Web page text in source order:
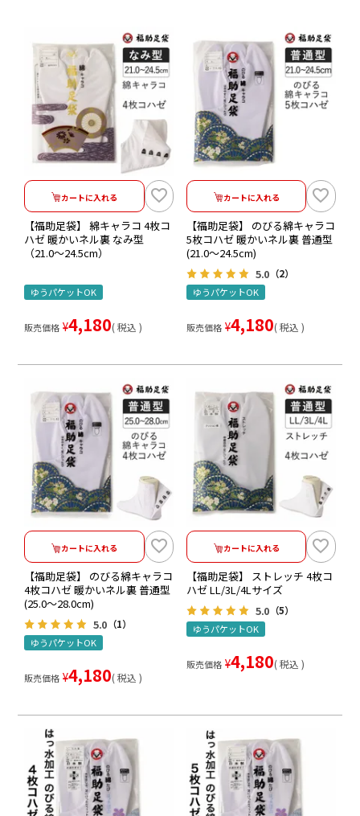
カートに入れる
【福助足袋】 綿キャラコ 4枚コ
ハゼ 暖かいネル裏 なみ型
（21.0～24.5cm）
ゆうパケットOK
販売価格 ¥4,180 税込
カートに入れる
【福助足袋】 のびる綿キャラコ
5枚コハゼ 暖かいネル裏 普通型
(21.0～24.5cm)
5.0 （2）
ゆうパケットOK
販売価格 ¥4,180 税込
カートに入れる
【福助足袋】 のびる綿キャラコ
4枚コハゼ 暖かいネル裏 普通型
(25.0～28.0cm)
5.0 （1）
ゆうパケットOK
販売価格 ¥4,180 税込
カートに入れる
【福助足袋】 ストレッチ 4枚コ
ハゼ LL/3L/4Lサイズ
5.0 （5）
ゆうパケットOK
販売価格 ¥4,180 税込